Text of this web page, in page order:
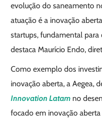
evolução do saneamento
atuação é a inovação
startups, fundamental para
destaca Maurício Endo,
Como exemplo dos
inovação aberta, a Aegea,
Innovation Latam no
focado em inovação